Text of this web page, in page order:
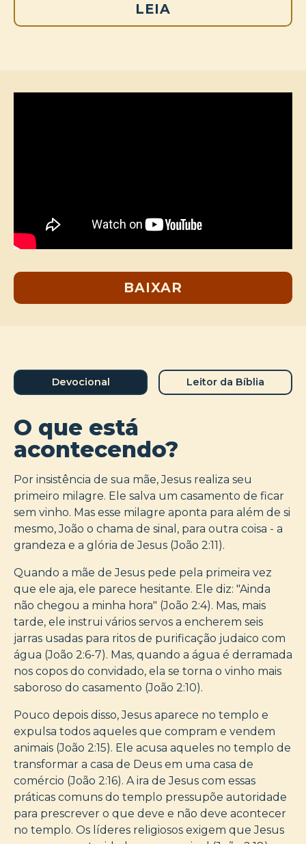
LEIA
BAIXAR
Devocional Leitor da Bíblia
O que está
acontecendo?
Por insistência de sua mãe, Jesus realiza seu
primeiro milagre. Ele salva um casamento de ficar
sem vinho. Mas esse milagre aponta para além de si
mesmo, João o chama de sinal, para outra coisa - a
grandeza e a glória de Jesus (João 2:11).
Quando a mãe de Jesus pede pela primeira vez
que ele aja, ele parece hesitante. Ele diz: "Ainda
não chegou a minha hora" (João 2:4). Mas, mais
tarde, ele instrui vários servos a encherem seis
jarras usadas para ritos de purificação judaico com
água (João 2:6-7). Mas, quando a água é derramada
nos copos do convidado, ela se torna o vinho mais
saboroso do casamento (João 2:10).
Pouco depois disso, Jesus aparece no templo e
expulsa todos aqueles que compram e vendem
animais (João 2:15). Ele acusa aqueles no templo de
transformar a casa de Deus em uma casa de
comércio (João 2:16). A ira de Jesus com essas
práticas comuns do templo pressupõe autoridade
para prescrever o que deve e não deve acontecer
no templo. Os líderes religiosos exigem que Jesus